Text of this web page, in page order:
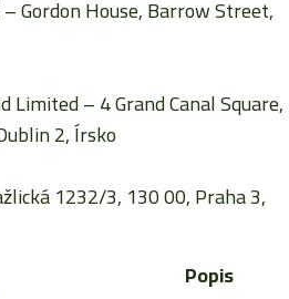
– Gordon House, Barrow Street,
Limited– 4 Grand Canal Square,
2, Írsko
1232/3, 130 00, Praha 3,
Popis